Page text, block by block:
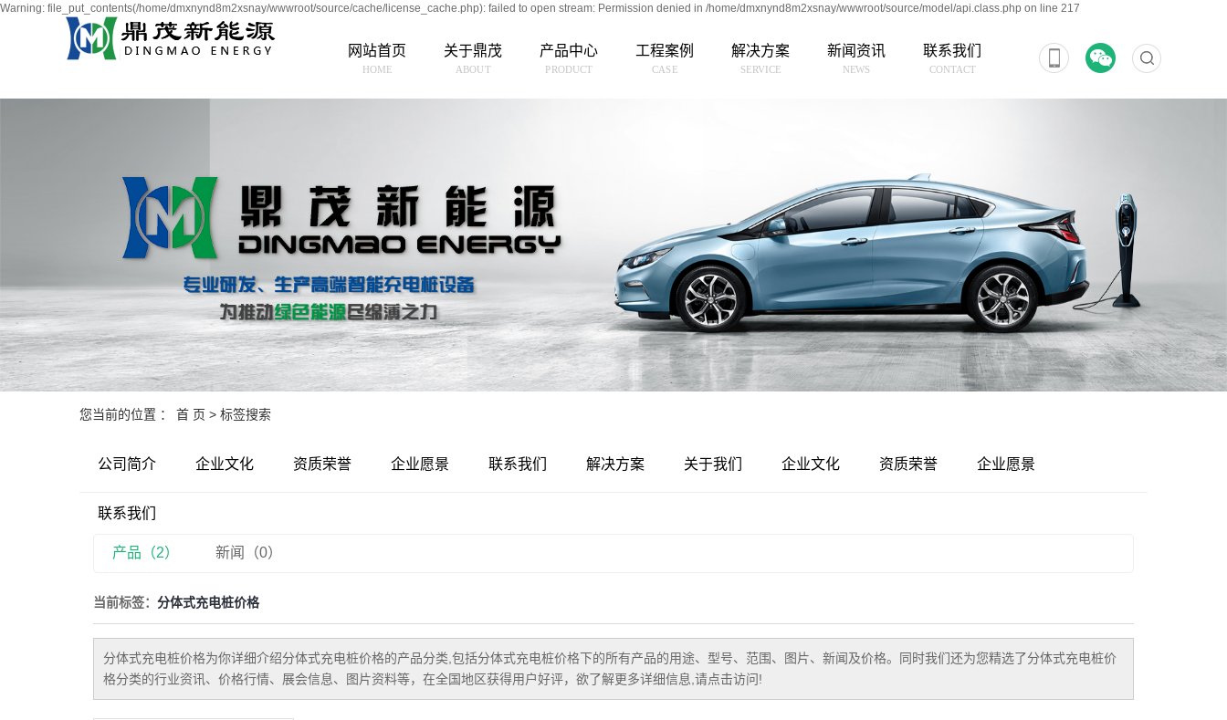
Warning: file_put_contents(/home/dmxnynd8m2xsnay/wwwroot/source/cache/license_cache.php): failed to open stream: Permission denied in /home/dmxnynd8m2xsnay/wwwroot/source/model/api.class.php on line 217
网站首页
HOME
关于鼎茂
ABOUT
产品中心
PRODUCT
工程案例
CASE
解决方案
SERVICE
新闻资讯
NEWS
联系我们
CONTACT
您当前的位置 ： 首 页 > 标签搜索
公司简介 企业文化 资质荣誉 企业愿景 联系我们 解决方案 关于我们 企业文化 资质荣誉 企业愿景
联系我们
产品（2） 新闻（0）
当前标签： 分体式充电桩价格
分体式充电桩价格为你详细介绍分体式充电桩价格的产品分类,包括分体式充电桩价格下的所有产品的用途、型号、范围、图片、新闻及价格。同时我们还为您精选了分体式充电桩价
格分类的行业资讯、价格行情、展会信息、图片资料等，在全国地区获得用户好评，欲了解更多详细信息,请点击访问!